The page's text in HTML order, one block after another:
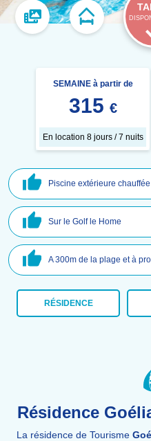
SEMAINE à partir de
315 €
En location 8 jours / 7 nuits
Piscine extérieure chauffée
Sur le Golf le Home
A 300m de la plage et à
RÉSIDENCE
Résidence
La résidence de Tourisme